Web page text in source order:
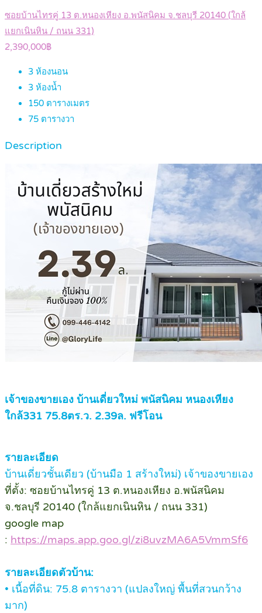
ซอยบ้านไทรคู่ 13 ต.หนองเหียง อ.พนัสนิคม จ.ชลบุรี 20140 (ใกล้
แยกเนินหิน / ถนน 331)
2,390,000฿
3 ห้องนอน
3 ห้องน้ำ
150 ตารางเมตร
75 ตารางวา
Description
เจ้าของขายเอง บ้านเดี่ยวใหม่ พนัสนิคม หนองเหียง
ใกล้331 75.8ตร.ว. 2.39ล. ฟรีโอน
รายละเอียด
บ้านเดี่ยวชั้นเดียว (บ้านมือ 1 สร้างใหม่) เจ้าของขายเอง
ที่ตั้ง: ซอยบ้านไทรคู่ 13 ต.หนองเหียง อ.พนัสนิคม
จ.ชลบุรี 20140 (ใกล้แยกเนินหิน / ถนน 331)
google map
: https://maps.app.goo.gl/zi8uvzMA6A5VmmSf6
รายละเอียดตัวบ้าน:
• เนื้อที่ดิน: 75.8 ตารางวา (แปลงใหญ่ พื้นที่สวนกว้าง
มาก)